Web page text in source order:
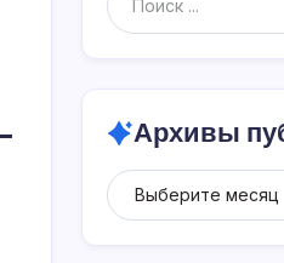
Архивы
Архивы
публикаций